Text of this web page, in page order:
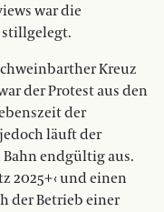
war die
stillgelegt.
Kreuz
der Protest aus den
der
läuft der
endgültig aus.
2025+ ‹ und einen
der Betrieb einer